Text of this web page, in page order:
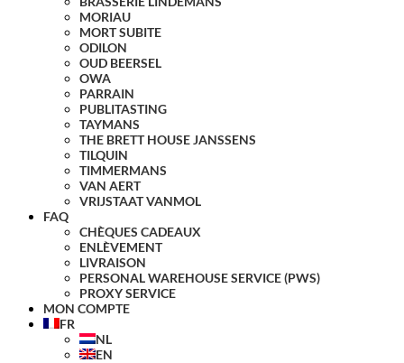
MORIAU
MORT SUBITE
ODILON
OUD BEERSEL
OWA
PARRAIN
PUBLITASTING
TAYMANS
THE BRETT HOUSE JANSSENS
TILQUIN
TIMMERMANS
VAN AERT
VRIJSTAAT VANMOL
FAQ
CHÈQUES CADEAUX
ENLÈVEMENT
LIVRAISON
PERSONAL WAREHOUSE SERVICE (PWS)
PROXY SERVICE
MON COMPTE
FR
NL
EN